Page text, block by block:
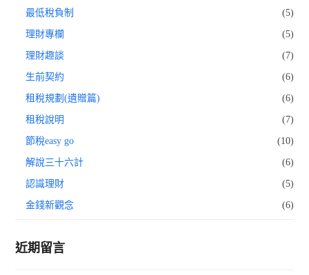
最低稅負制 (5)
理財專欄 (5)
理財趣談 (7)
生前契約 (6)
租稅規劃(遺贈篇) (6)
租稅說明 (7)
節稅easy go (10)
解說三十六計 (6)
認識理財 (5)
金錢新觀念 (6)
近期留言